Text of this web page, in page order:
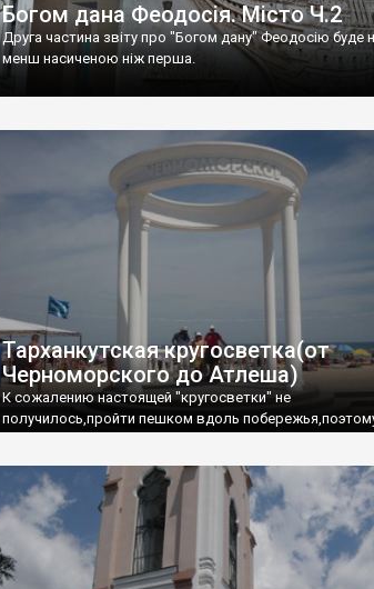
Богом дана Феодосія. Місто Ч.2
Друга частина звіту про "Богом дану" Феодосію буде
менш насиченою ніж перша.
Тарханкутская кругосветка(от
Черноморского до Атлеша)
К сожалению настоящей "кругосветки" не
получилось,пройти пешком вдоль